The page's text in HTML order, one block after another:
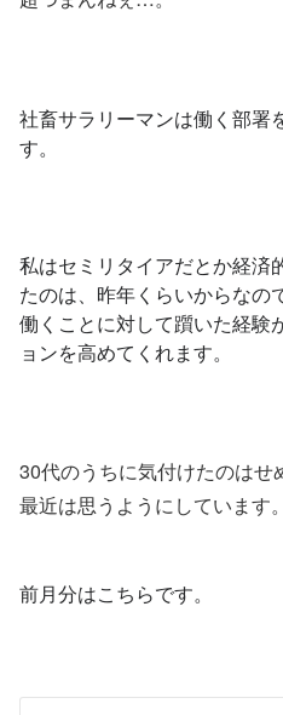
社畜サラリーマンは働く部署
す。
私はセミリタイアだとか経済
たのは、昨年くらいからなの
働くことに対して躓いた経験
ョンを高めてくれます。
30代のうちに気付けたのは
最近は思うようにしています。
前月分はこちらです。